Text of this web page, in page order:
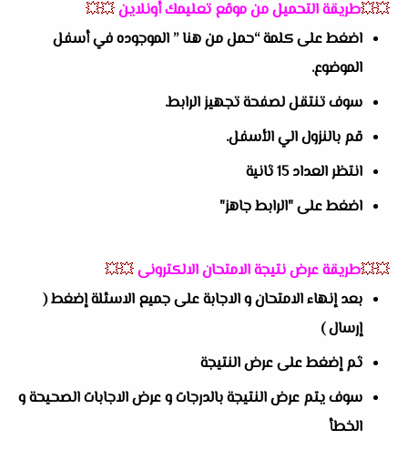
💥💥طريقة التحميل من موقع تعليمك أونلاين💥💥
اضغط على كلمة “حمل من هنا ” الموجوده في أسفل
الموضوع.
سوف تنتقل لصفحة تجهيز الرابط.
قم بالنزول الي الأسفل.
انتظر العداد 15 ثانية
اضغط على "الرابط جاهز"
💥💥طريقة عرض نتيجة الامتحان الالكترونى💥💥
بعد إنهاء الامتحان و الاجابة على جميع الاسئلة إضغط (
إرسال )
ثم إضغط على عرض النتيجة
سوف يتم عرض النتيجة بالدرجات و عرض الاجابات الصحيحة و
الخطأ